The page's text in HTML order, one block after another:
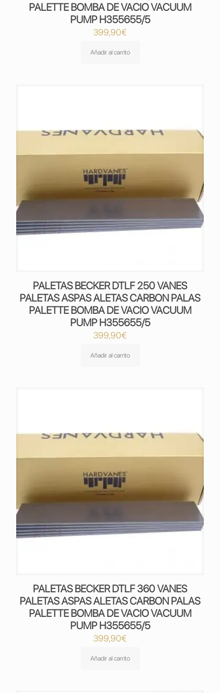
PALETTE BOMBA DE VACIO VACUUM
PUMP H355655/5
399,90€
Añadir al carrito
PALETAS BECKER DTLF 250 VANES
PALETAS ASPAS ALETAS CARBON PALAS
PALETTE BOMBA DE VACIO VACUUM
PUMP H355655/5
399,90€
Añadir al carrito
PALETAS BECKER DTLF 360 VANES
PALETAS ASPAS ALETAS CARBON PALAS
PALETTE BOMBA DE VACIO VACUUM
PUMP H355655/5
399,90€
Añadir al carrito